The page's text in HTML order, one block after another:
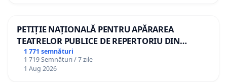
PETIȚIE NAȚIONALĂ PENTRU APĂRAREA
TEATRELOR PUBLICE DE REPERTORIU DIN
ROMÂNIA
1 771 semnături
1 719 Semnături / 7 zile
1 Aug 2026